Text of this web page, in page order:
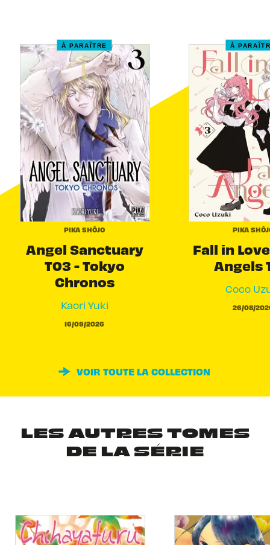
À PARAÎTRE
PIKA SHÔJO
Angel Sanctuary
T03 - Tokyo
Chronos
Kaori Yuki
16/09/2026
À
PIKA
Fall in
Angels
Coco
26/08/
VOIR TOUTE LA COLLECTION
LES AUTRES TOMES
DE LA SÉRIE